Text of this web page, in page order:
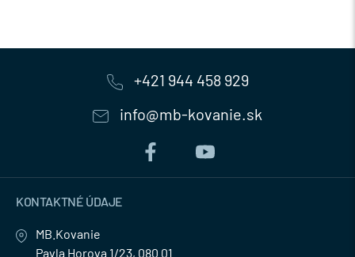
+421 944 458 929
info@mb-kovanie.sk
KONTAKTNÉ ÚDAJE
MB.Kovanie
Pavla Horova 1/23, 080 01